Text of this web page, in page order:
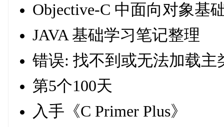
Objective-C 中面向对象基
JAVA 基础学习笔记整理
错误: 找不到或无法加载主
第5个100天
入手《C Primer Plus》